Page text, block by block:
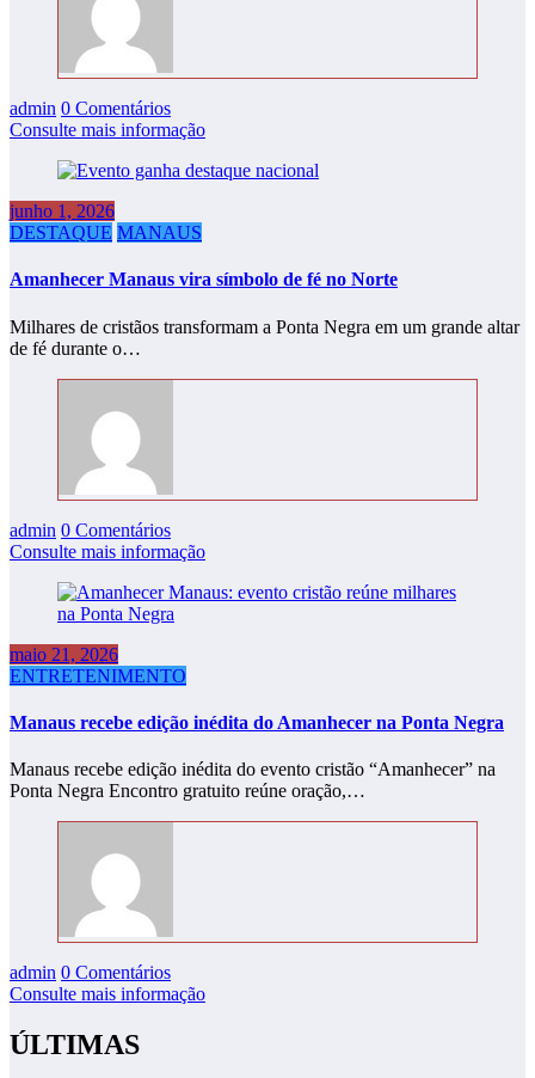
admin 0 Comentários
Consulte mais informação
junho 1, 2026
DESTAQUE MANAUS
Amanhecer Manaus vira símbolo de fé no Norte
Milhares de cristãos transformam a Ponta Negra em um grande altar
de fé durante o…
admin 0 Comentários
Consulte mais informação
maio 21, 2026
ENTRETENIMENTO
Manaus recebe edição inédita do Amanhecer na Ponta Negra
Manaus recebe edição inédita do evento cristão “Amanhecer” na
Ponta Negra Encontro gratuito reúne oração,…
admin 0 Comentários
Consulte mais informação
ÚLTIMAS